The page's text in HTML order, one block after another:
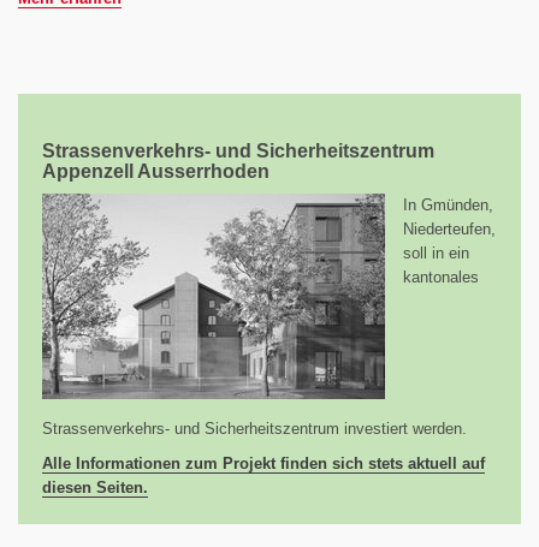
Strassenverkehrs- und Sicherheitszentrum
Appenzell Ausserrhoden
In Gmünden,
Niederteufen,
soll in ein
kantonales
Strassenverkehrs- und Sicherheitszentrum investiert werden.
Alle Informationen zum Projekt finden sich stets aktuell auf
diesen Seiten.